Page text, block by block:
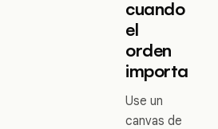
cuando
el
orden
importa
Use un
canvas de